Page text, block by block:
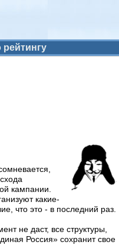
рейтингу
кампании.
какие-
что это - в последний раз.
не даст, все структуры,
Россия» сохранит свое